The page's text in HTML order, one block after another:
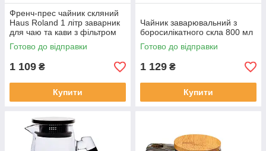
Френч-прес чайник скляний
Haus Roland 1 літр заварник
для чаю та кави з фільтром
фактурний чорний
Готово до відправки
1 109 ₴
Купити
Чайник заварювальний з
боросилікатного скла 800 мл
Готово до відправки
1 129 ₴
Купити